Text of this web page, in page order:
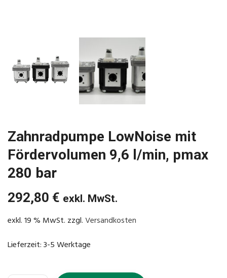
Zahnradpumpe LowNoise mit
Fördervolumen 9,6 l/min, pmax
280 bar
292,80 € exkl. MwSt.
exkl. 19 % MwSt. zzgl.Versandkosten
Lieferzeit:3-5 Werktage